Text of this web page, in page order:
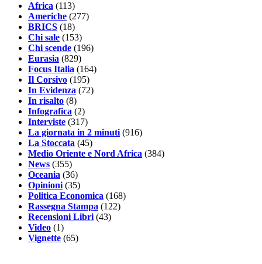
Africa (113)
Americhe (277)
BRICS (18)
Chi sale (153)
Chi scende (196)
Eurasia (829)
Focus Italia (164)
Il Corsivo (195)
In Evidenza (72)
In risalto (8)
Infografica (2)
Interviste (317)
La giornata in 2 minuti (916)
La Stoccata (45)
Medio Oriente e Nord Africa (384)
News (355)
Oceania (36)
Opinioni (35)
Politica Economica (168)
Rassegna Stampa (122)
Recensioni Libri (43)
Video (1)
Vignette (65)